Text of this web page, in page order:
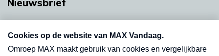
Nieuwsbrief
nieuwsbrief. Elke vrijdag- en dinsdagochtend in
uw mailbox.